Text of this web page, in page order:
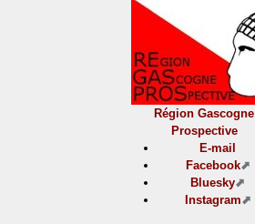
Région Gascogne
Prospective
E-mail
Facebook
Bluesky
Instagram